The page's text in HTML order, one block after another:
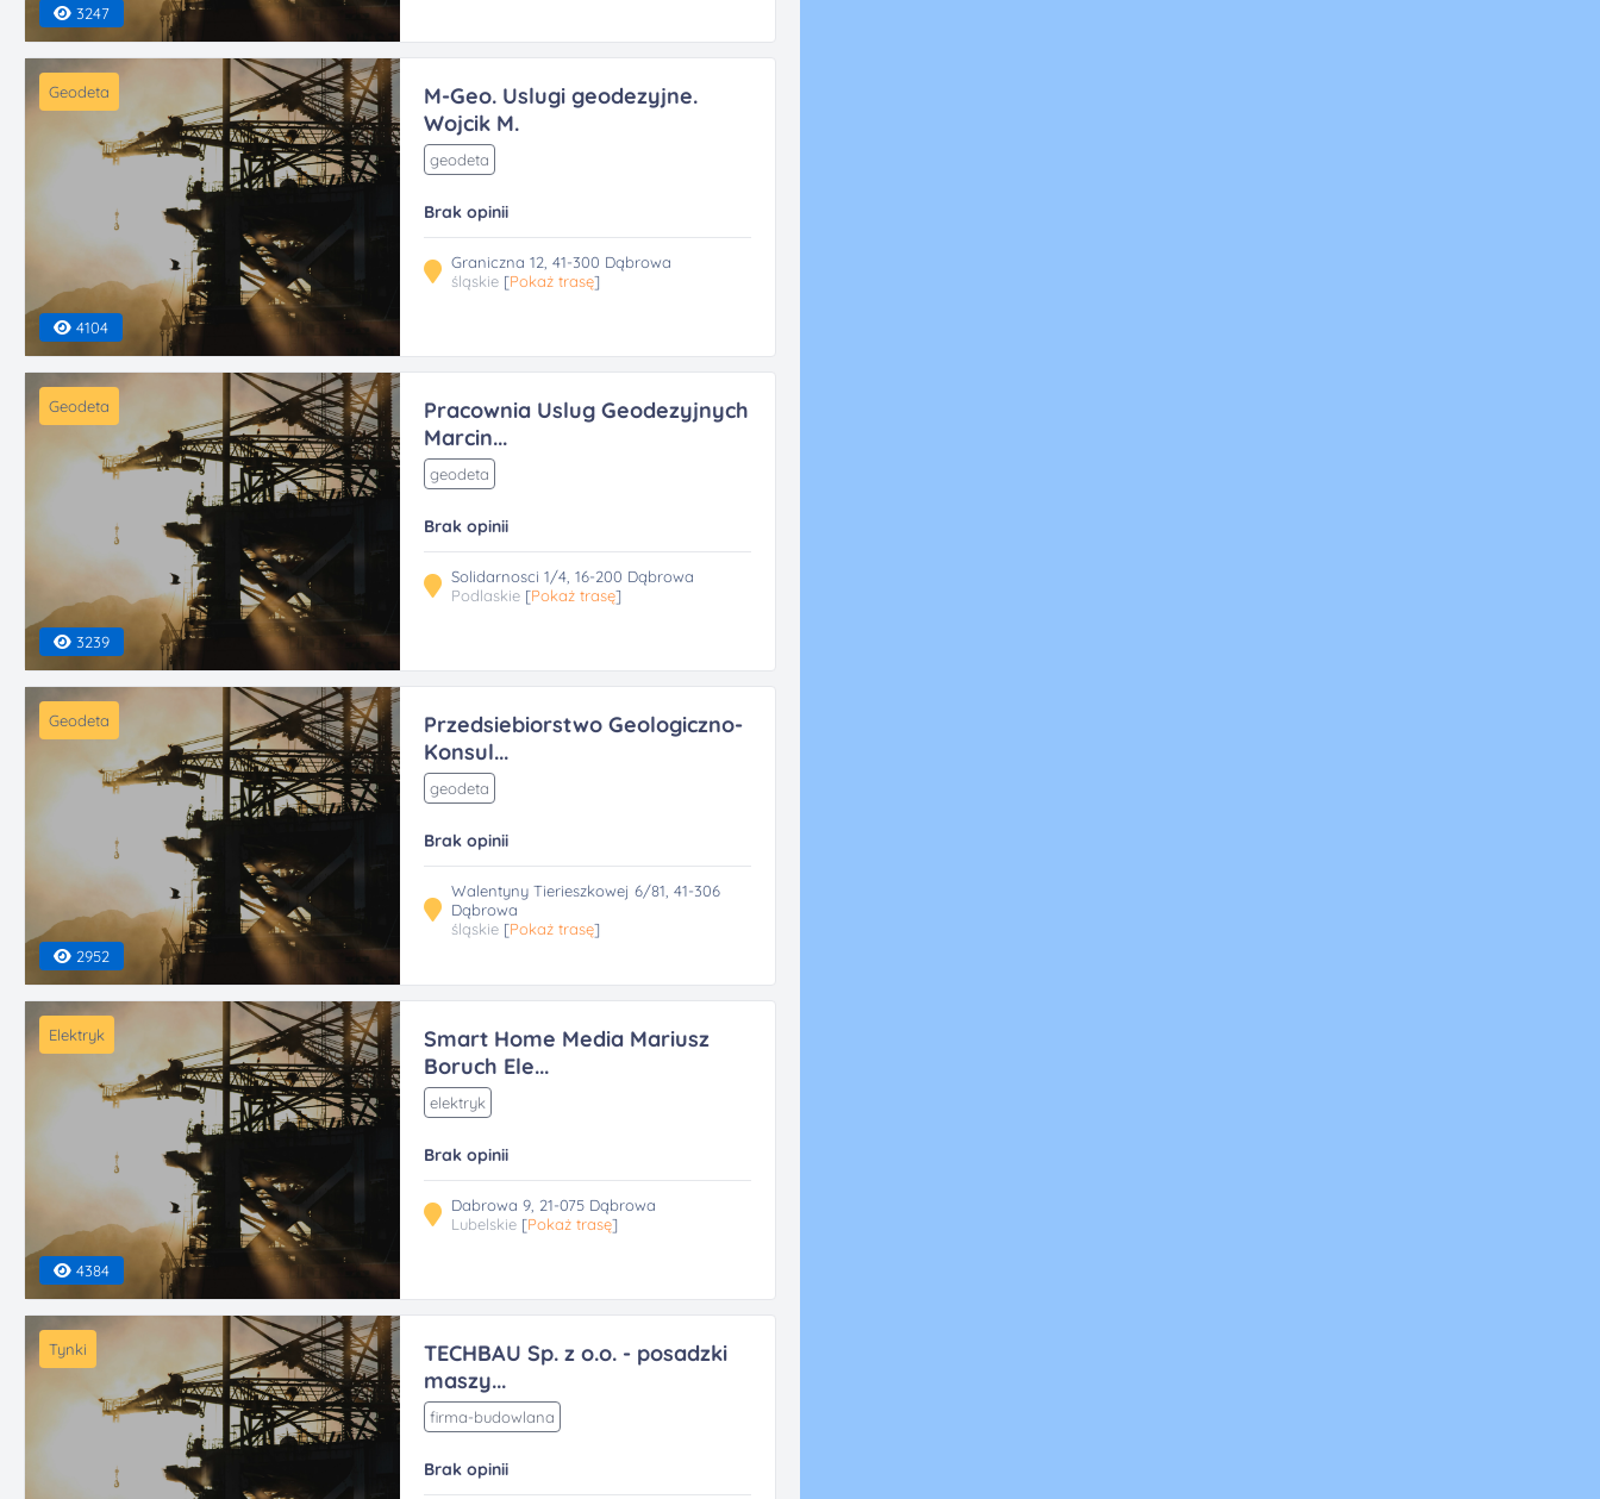
3247
Geodeta
4104
M-Geo. Uslugi geodezyjne.
Wojcik M.
geodeta
Brak opinii
Graniczna 12, 41-300 Dąbrowa
śląskie [Pokaż trasę]
Geodeta
3239
Pracownia Uslug Geodezyjnych
Marcin...
geodeta
Brak opinii
Solidarnosci 1/4, 16-200 Dąbrowa
Podlaskie [Pokaż trasę]
Geodeta
2952
Przedsiebiorstwo Geologiczno-
Konsul...
geodeta
Brak opinii
Walentyny Tierieszkowej 6/81, 41-306
Dąbrowa
śląskie [Pokaż trasę]
Elektryk
4384
Smart Home Media Mariusz
Boruch Ele...
elektryk
Brak opinii
Dabrowa 9, 21-075 Dąbrowa
Lubelskie [Pokaż trasę]
Tynki
TECHBAU Sp. z o.o. - posadzki
maszy...
firma-budowlana
Brak opinii